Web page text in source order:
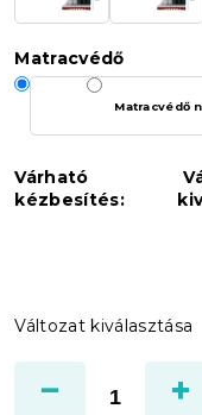
Változat kiválasztása
Matracvédő
Matracvédő
Várható
kézbesítés: